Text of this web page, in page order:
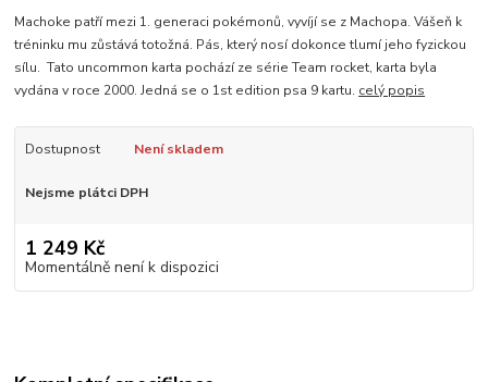
Machoke patří mezi 1. generaci pokémonů, vyvíjí se z Machopa. Vášeň k
tréninku mu zůstává totožná. Pás, který nosí dokonce tlumí jeho fyzickou
sílu. Tato uncommon karta pochází ze série Team rocket, karta byla
vydána v roce 2000. Jedná se o 1st edition psa 9 kartu. celý popis
Dostupnost Není skladem
Nejsme plátci DPH
1 249 Kč
Momentálně není k dispozici